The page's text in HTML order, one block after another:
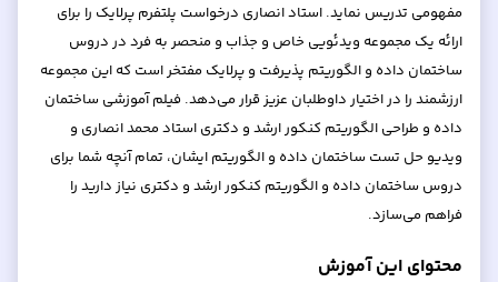
مفهومی تدریس نماید. استاد انصاری درخواست پلتفرم پرلایک را برای
ارائه یک مجموعه ویدئویی خاص و جذاب و منحصر به فرد در دروس
ساختمان داده و الگوریتم پذیرفت و پرلایک مفتخر است که این مجموعه
ارزشمند را در اختیار داوطلبان عزیز قرار می‌دهد. فیلم آموزشی ساختمان
داده و طراحی الگوریتم کنکور ارشد و دکتری استاد محمد انصاری و
ویدیو حل تست ساختمان داده و الگوریتم ایشان، تمام آنچه شما برای
دروس ساختمان داده و الگوریتم کنکور ارشد و دکتری نیاز دارید را
فراهم می‌سازد.
محتوای این آموزش